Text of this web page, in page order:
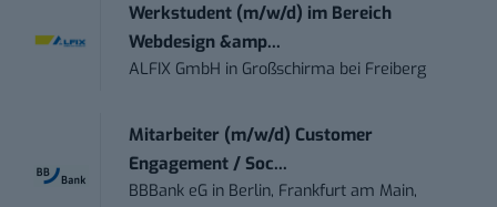
Werkstudent (m/w/d) im Bereich
Webdesign &amp...
ALFIX GmbH in Großschirma bei Freiberg
Mitarbeiter (m/w/d) Customer
Engagement / Soc...
BBBank eG in Berlin, Frankfurt am Main,